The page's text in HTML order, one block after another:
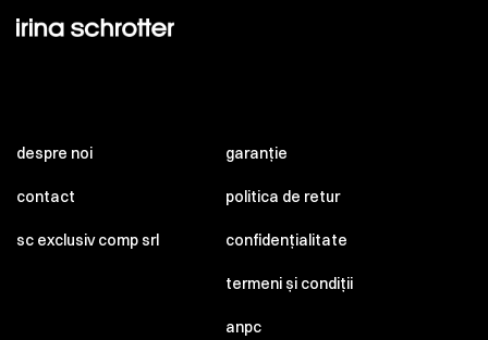
despre noi
contact
sc exclusiv comp srl
garanție
politica de retur
confidențialitate
termeni și condiții
anpc